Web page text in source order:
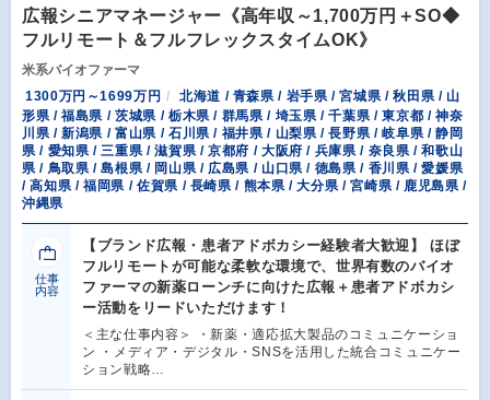
広報シニアマネージャー《高年収～1,700万円＋SO◆
フルリモート＆フルフレックスタイムOK》
米系バイオファーマ
1300万円～1699万円
北海道 / 青森県 / 岩手県 / 宮城県 / 秋田県 / 山
形県 / 福島県 / 茨城県 / 栃木県 / 群馬県 / 埼玉県 / 千葉県 / 東京都 / 神奈
川県 / 新潟県 / 富山県 / 石川県 / 福井県 / 山梨県 / 長野県 / 岐阜県 / 静岡
県 / 愛知県 / 三重県 / 滋賀県 / 京都府 / 大阪府 / 兵庫県 / 奈良県 / 和歌山
県 / 鳥取県 / 島根県 / 岡山県 / 広島県 / 山口県 / 徳島県 / 香川県 / 愛媛県
/ 高知県 / 福岡県 / 佐賀県 / 長崎県 / 熊本県 / 大分県 / 宮崎県 / 鹿児島県 /
沖縄県
仕事
内容
【ブランド広報・患者アドボカシー経験者大歓迎】 ほぼ
フルリモートが可能な柔軟な環境で、世界有数のバイオ
ファーマの新薬ローンチに向けた広報＋患者アドボカシ
ー活動をリードいただけます！
＜主な仕事内容＞ ・新薬・適応拡大製品のコミュニケーショ
ン ・メディア・デジタル・SNSを活用した統合コミュニケー
ション戦略…